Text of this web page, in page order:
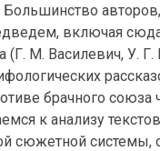
включая
М. Василевич, У.
брачного союза
к анализу
сюжетной